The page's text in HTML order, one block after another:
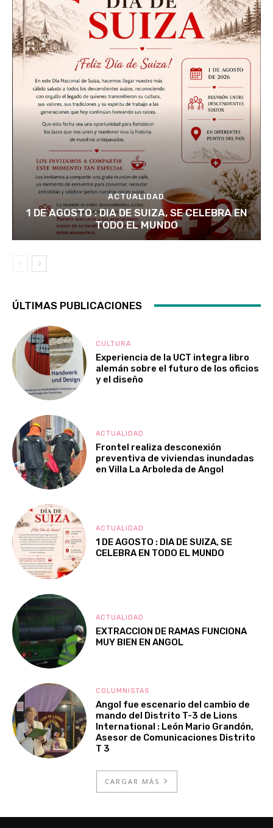
ACTUALIDAD
1 DE AGOSTO : DIA DE SUIZA, SE CELEBRA EN
TODO EL MUNDO
ÚLTIMAS PUBLICACIONES
CULTURA
Experiencia de la UCT integra libro
alemán sobre el futuro de los oficios
y el diseño
ACTUALIDAD
Frontel realiza desconexión
preventiva de viviendas inundadas
en Villa La Arboleda de Angol
ACTUALIDAD
1 DE AGOSTO : DIA DE SUIZA, SE
CELEBRA EN TODO EL MUNDO
ACTUALIDAD
EXTRACCION DE RAMAS FUNCIONA
MUY BIEN EN ANGOL
COLUMNISTAS
Angol fue escenario del cambio de
mando del Distrito T-3 de Lions
International : León Mario Grandón,
Asesor de Comunicaciones Distrito
T 3
CARGAR MÁS